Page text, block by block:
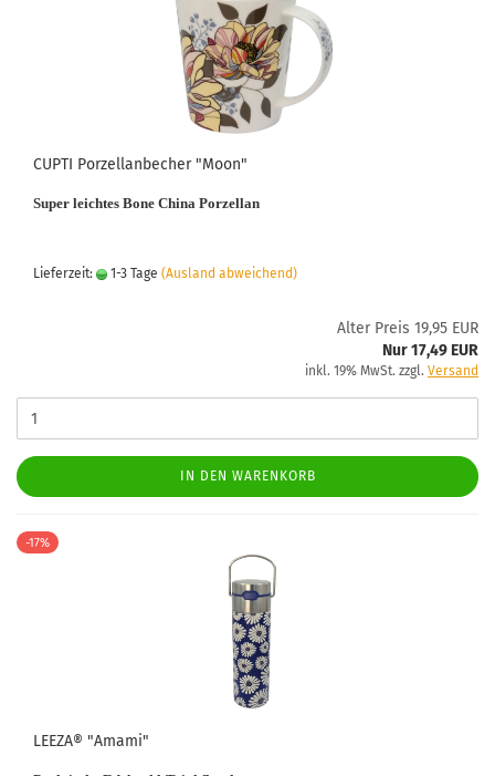
CUPTI Porzellanbecher "Moon"
Super leichtes Bone China Porzellan
Lieferzeit: 1-3 Tage (Ausland abweichend)
Alter Preis 19,95 EUR
Nur 17,49 EUR
inkl. 19% MwSt. zzgl. Versand
IN DEN WARENKORB
-17%
LEEZA® "Amami"